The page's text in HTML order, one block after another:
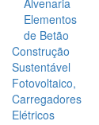
Alvenaria
Elementos
de Betão
Construção
Sustentável
Fotovoltaico,
Carregadores
Elétricos